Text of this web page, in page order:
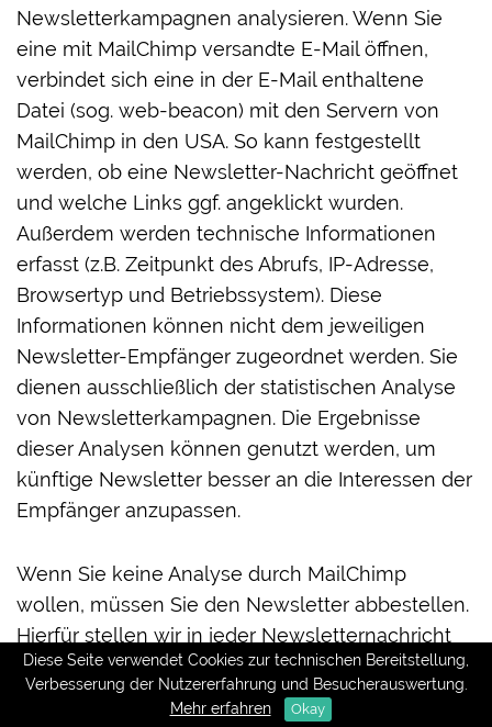
Diese Seite verwendet Cookies zur technischen Bereitstellung,
Verbesserung der Nutzererfahrung und Besucherauswertung.
Mehr erfahren
Okay
Newsletterkampagnen analysieren. Wenn Sie
eine mit MailChimp versandte E-Mail öffnen,
verbindet sich eine in der E-Mail enthaltene
Datei (sog. web-beacon) mit den Servern von
MailChimp in den USA. So kann festgestellt
werden, ob eine Newsletter-Nachricht geöffnet
und welche Links ggf. angeklickt wurden.
Außerdem werden technische Informationen
erfasst (z.B. Zeitpunkt des Abrufs, IP-Adresse,
Browsertyp und Betriebssystem). Diese
Informationen können nicht dem jeweiligen
Newsletter-Empfänger zugeordnet werden. Sie
dienen ausschließlich der statistischen Analyse
von Newsletterkampagnen. Die Ergebnisse
dieser Analysen können genutzt werden, um
künftige Newsletter besser an die Interessen der
Empfänger anzupassen.
Wenn Sie keine Analyse durch MailChimp
wollen, müssen Sie den Newsletter abbestellen.
Hierfür stellen wir in jeder Newsletternachricht
einen entsprechenden Link zur Verfügung. Des
Weiteren können Sie den Newsletter auch direkt